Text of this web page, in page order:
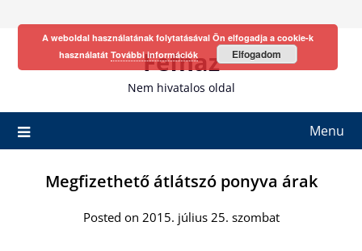
Fefhaz
Nem hivatalos oldal
Menu
Megfizethető átlátszó ponyva árak
Posted on 2015. július 25. szombat
A weboldal használatának folytatásával Ön elfogadja a cookie-k
használatát További információk Elfogadom